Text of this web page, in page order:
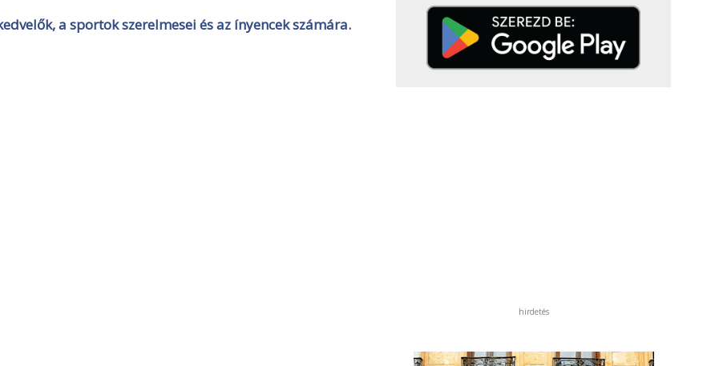
a sportok szerelmesei és az ínyencek számára.
hirdetés